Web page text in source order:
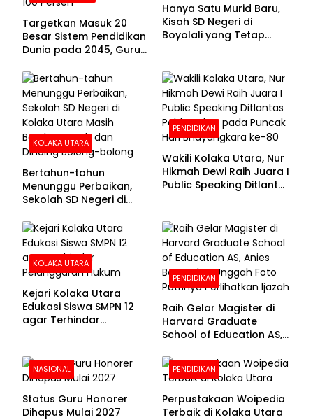
Targetkan Masuk 20
Besar Sistem Pendidikan
Dunia pada 2045, Guru
100 Persen
Hanya Satu Murid Baru,
Kisah SD Negeri di
Boyolali yang Tetap
KOLAKA UTARA
Bertahun-tahun
Menunggu Perbaikan,
Sekolah SD Negeri di
Beralas Tanah dan
Dinding Bolong-bolong
PENDIDIKAN
Wakili Kolaka Utara, Nur
Hikmah Dewi Raih Juara I
Public Speaking Ditlantas
Bhayangkara ke-80
KOLAKA UTARA
Kejari Kolaka Utara
Edukasi Siswa SMPN 12
agar Terhindar
PENDIDIKAN
Raih Gelar Magister di
Harvard Graduate
School of Education AS,
Foto Putrinya Perlihatkan
Ijazah
NASIONAL
Status Guru Honorer
Dihapus Mulai 2027
PENDIDIKAN
Perpustakaan Woipedia
Terbaik di Kolaka Utara